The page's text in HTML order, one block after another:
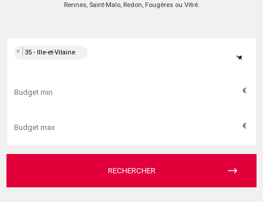
Rennes, Saint-Malo, Redon, Fougères ou Vitré.
×
× 35 - Ille-et-Vilaine
€
€
RECHERCHER